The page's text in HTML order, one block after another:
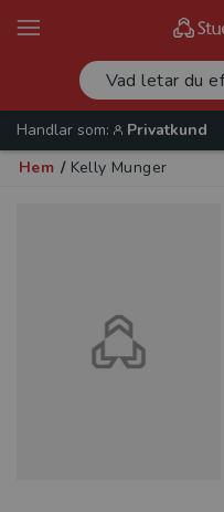
Handlar som:
Privatkund
Hem / Kelly Munger